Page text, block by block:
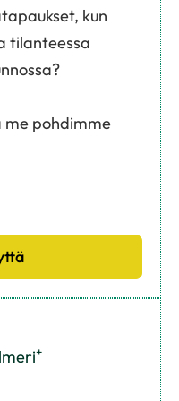
kun
tilanteessa
me pohdimme
+